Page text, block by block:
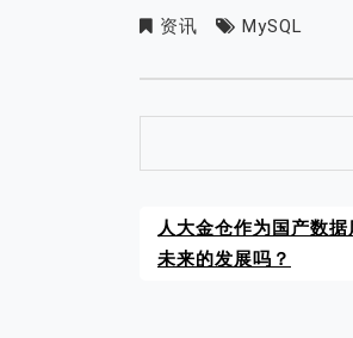
资讯 MySQL
人大金仓作为国产数
未来的发展吗？